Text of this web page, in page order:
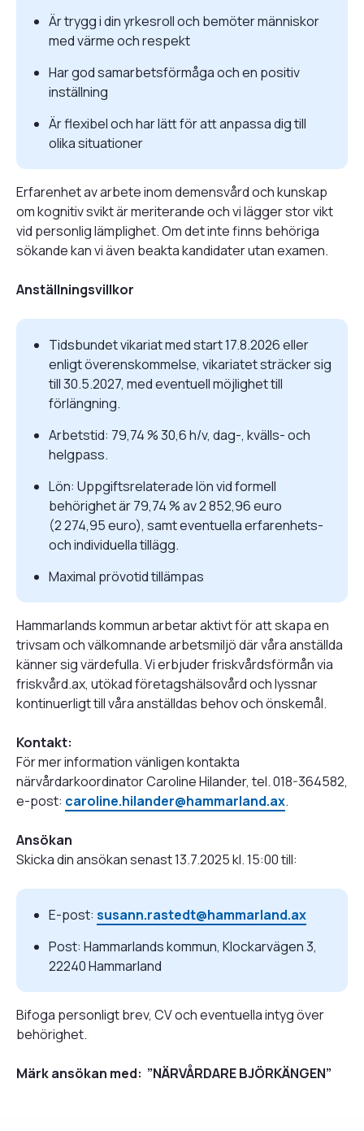
Är trygg i din yrkesroll och bemöter människor
med värme och respekt
Har god samarbetsförmåga och en positiv
inställning
Är flexibel och har lätt för att anpassa dig till
olika situationer
Erfarenhet av arbete inom demensvård och kunskap
om kognitiv svikt är meriterande och vi lägger stor vikt
vid personlig lämplighet. Om det inte finns behöriga
sökande kan vi även beakta kandidater utan examen.
Anställningsvillkor
Tidsbundet vikariat med start 17.8.2026 eller
enligt överenskommelse, vikariatet sträcker sig
till 30.5.2027, med eventuell möjlighet till
förlängning.
Arbetstid: 79,74 % 30,6 h/v, dag-, kvälls- och
helgpass.
Lön: Uppgiftsrelaterade lön vid formell
behörighet är 79,74 % av 2 852,96 euro
(2 274,95 euro), samt eventuella erfarenhets-
och individuella tillägg.
Maximal prövotid tillämpas
Hammarlands kommun arbetar aktivt för att skapa en
trivsam och välkomnande arbetsmiljö där våra anställda
känner sig värdefulla. Vi erbjuder friskvårdsförmån via
friskvård.ax, utökad företagshälsovård och lyssnar
kontinuerligt till våra anställdas behov och önskemål.
Kontakt:
För mer information vänligen kontakta
närvårdarkoordinator Caroline Hilander, tel. 018-364582,
e-post: caroline.hilander@hammarland.ax.
Ansökan
Skicka din ansökan senast 13.7.2025 kl. 15:00 till:
E-post: susann.rastedt@hammarland.ax
Post: Hammarlands kommun, Klockarvägen 3,
22240 Hammarland
Bifoga personligt brev, CV och eventuella intyg över
behörighet.
Märk ansökan med: ”NÄRVÅRDARE BJÖRKÄNGEN”